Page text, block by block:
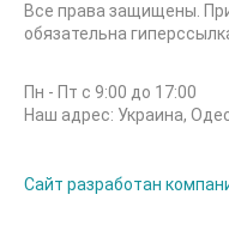
Все права защищены.
обязательна
Пн - Пт с 9:00 до 17:00
Наш адрес: Украина,
Сайт разработан